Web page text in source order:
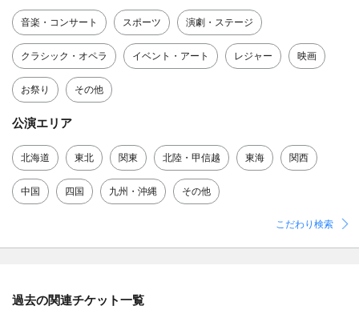
音楽・コンサート スポーツ 演劇・ステージ
クラシック・オペラ イベント・アート レジャー 映画
お祭り その他
公演エリア
北海道 東北 関東 北陸・甲信越 東海 関西
中国 四国 九州・沖縄 その他
こだわり検索
過去の関連チケット一覧